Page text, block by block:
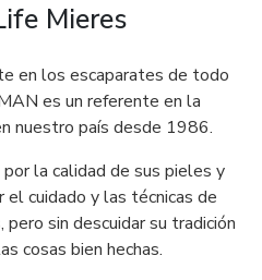
Mieres
en los escaparates de todo
es un referente en la
nuestro país desde 1986.
la calidad de sus pieles y
el cuidado y las técnicas de
pero sin descuidar su tradición
cosas bien hechas.